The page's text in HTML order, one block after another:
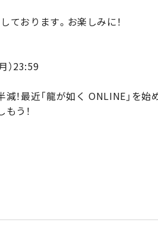
おります。お楽しみに！
）23:59
！最近「龍が如く ONLINE」を
う！